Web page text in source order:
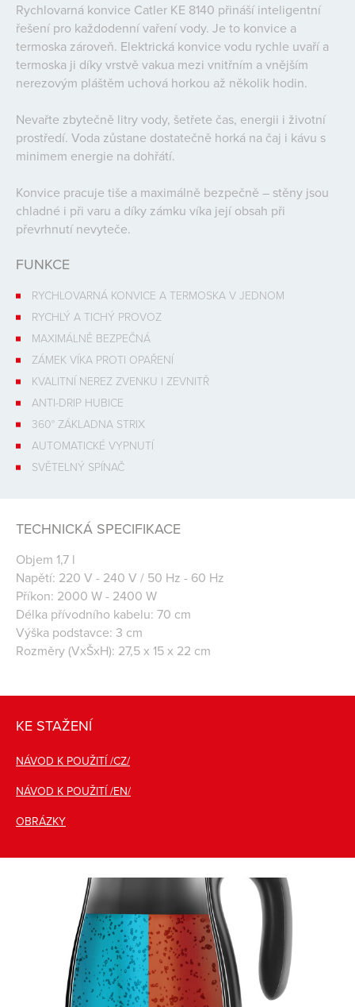
Rychlovarná konvice Catler KE 8140 přináší inteligentní
řešení pro každodenní vaření vody. Je to konvice a
termoska zároveň. Elektrická konvice vodu rychle uvaří a
termoska ji díky vrstvě vakua mezi vnitřním a vnějším
nerezovým pláštěm uchová horkou až několik hodin.
Nevařte zbytečně litry vody, šetřete čas, energii i životní
prostředí. Voda zůstane dostatečně horká na čaj i kávu s
minimem energie na dohřátí.
Konvice pracuje tiše a maximálně bezpečně – stěny jsou
chladné i při varu a díky zámku víka její obsah při
převrhnutí nevyteče.
FUNKCE
RYCHLOVARNÁ KONVICE A TERMOSKA V JEDNOM
RYCHLÝ A TICHÝ PROVOZ
MAXIMÁLNĚ BEZPEČNÁ
ZÁMEK VÍKA PROTI OPAŘENÍ
KVALITNÍ NEREZ ZVENKU I ZEVNITŘ
ANTI-DRIP HUBICE
360° ZÁKLADNA STRIX
AUTOMATICKÉ VYPNUTÍ
SVĚTELNÝ SPÍNAČ
TECHNICKÁ SPECIFIKACE
Objem 1,7 l
Napětí: 220 V - 240 V / 50 Hz - 60 Hz
Příkon: 2000 W - 2400 W
Délka přívodního kabelu: 70 cm
Výška podstavce: 3 cm
Rozměry (VxŠxH): 27,5 x 15 x 22 cm
KE STAŽENÍ
NÁVOD K POUŽITÍ /CZ/
NÁVOD K POUŽITÍ /EN/
OBRÁZKY